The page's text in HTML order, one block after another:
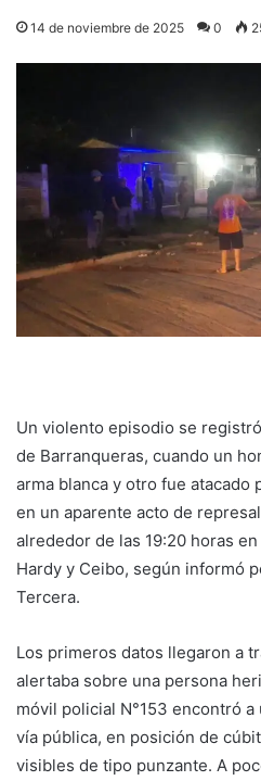
14 de noviembre de 2025 0
Un violento episodio se
de Barranqueras, cuando un
arma blanca y otro fue atacado
en un aparente acto de
alrededor de las 19:20 horas
Hardy y Ceibo, según informó
Tercera.
Los primeros datos llegaron a
alertaba sobre una persona
móvil policial N°153 encontró
vía pública, en posición de
visibles de tipo punzante. A